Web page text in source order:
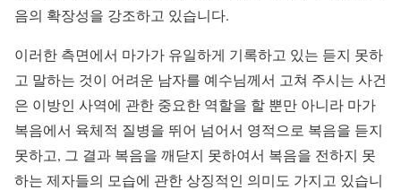
음의 확장성을 강조하고 있습니다.
이러한 측면에서 마가가 유일하게 기록하고 있는 듣지 못하
고 말하는 것이 어려운 남자를 예수님께서 고쳐 주시는 사건
은 이방인 사역에 관한 중요한 역할을 할 뿐만 아니라 마가
복음에서 육체적 질병을 뛰어 넘어서 영적으로 복음을 듣지
못하고, 그 결과 복음을 깨닫지 못하여서 복음을 전하지 못
하는 제자들의 모습에 관한 상징적인 의미도 가지고 있습니